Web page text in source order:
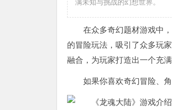
满未知与挑战的幻想世界。
在众多奇幻题材游戏中
的冒险玩法，吸引了众多玩
融合，为玩家打造出一个充
如果你喜欢奇幻冒险、